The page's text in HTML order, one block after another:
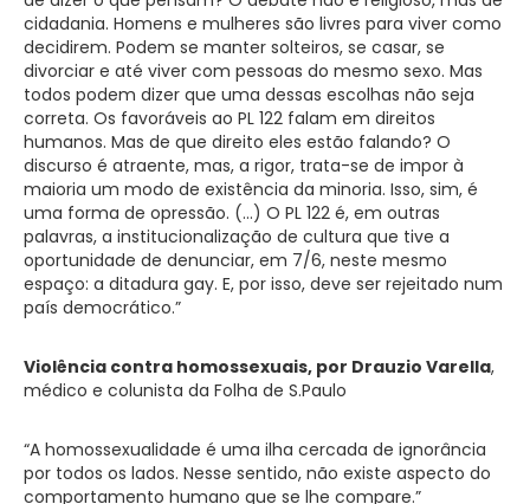
cidadania. Homens e mulheres são livres para viver como
decidirem. Podem se manter solteiros, se casar, se
divorciar e até viver com pessoas do mesmo sexo. Mas
todos podem dizer que uma dessas escolhas não seja
correta. Os favoráveis ao PL 122 falam em direitos
humanos. Mas de que direito eles estão falando? O
discurso é atraente, mas, a rigor, trata-se de impor à
maioria um modo de existência da minoria. Isso, sim, é
uma forma de opressão. (…) O PL 122 é, em outras
palavras, a institucionalização de cultura que tive a
oportunidade de denunciar, em 7/6, neste mesmo
espaço: a ditadura gay. E, por isso, deve ser rejeitado num
país democrático.”
Violência contra homossexuais, por Drauzio Varella,
médico e colunista da Folha de S.Paulo
“A homossexualidade é uma ilha cercada de ignorância
por todos os lados. Nesse sentido, não existe aspecto do
comportamento humano que se lhe compare.”